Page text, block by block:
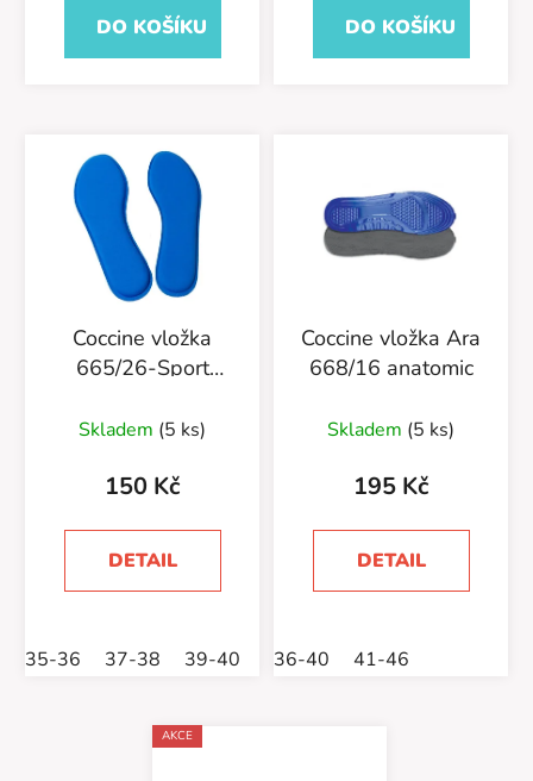
DO KOŠÍKU
5
DO KOŠÍKU
Coccine vložka
665/26-Sport
Skladem (5 ks)
150 Kč
DETAIL
35-36 37-38 39-40 41-42 43-44
Coccine vložka Ara
668/16 anatomic
Skladem (5 ks)
195 Kč
DETAIL
36-40 41-46
AKCE